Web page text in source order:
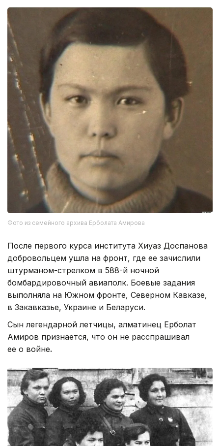
Фото из семейного архива Ерболата Амирова
После первого курса института Хиуаз Доспанова
добровольцем ушла на фронт, где ее зачислили
штурманом-стрелком в 588-й ночной
бомбардировочный авиаполк. Боевые задания
выполняла на Южном фронте, Северном Кавказе,
в Закавказье, Украине и Беларуси.
Сын легендарной летчицы, алматинец Ерболат
Амиров признается, что он не расспрашивал
ее о войне.